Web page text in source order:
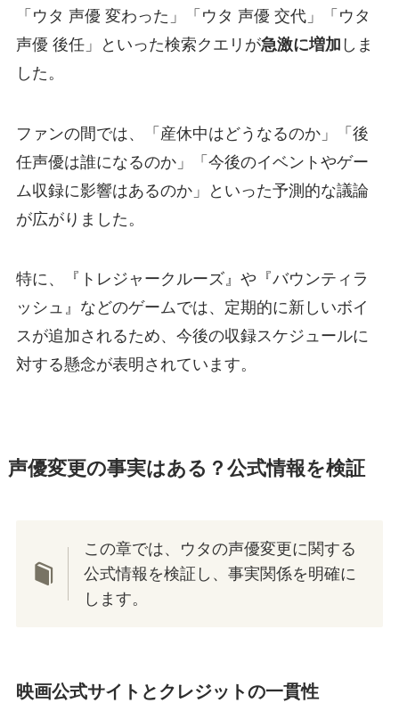
「ウタ 声優 変わった」「ウタ 声優 交代」「ウタ
声優 後任」といった検索クエリが急激に増加 しま
した。
ファンの間では、「産休中はどうなるのか」「後
任声優は誰になるのか」「今後のイベントやゲー
ム収録に影響はあるのか」といった予測的な議論
が広がりました。
特に、『トレジャークルーズ』や『バウンティラ
ッシュ』などのゲームでは、定期的に新しいボイ
スが追加されるため、今後の収録スケジュールに
対する懸念が表明されています。
声優変更の事実はある？公式情報を検証
この章では、ウタの声優変更に関する
公式情報を検証し、事実関係を明確に
します。
映画公式サイトとクレジットの一貫性